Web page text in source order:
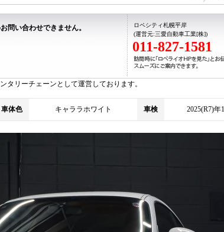
問い合わせできません。
ロペシティ札幌平岸
(運営元:三愛自動車工業[株])
011-827-1581
タリーチェーンとして運営しております。
車体色 キャララホワイト 車検 2025(R7)年